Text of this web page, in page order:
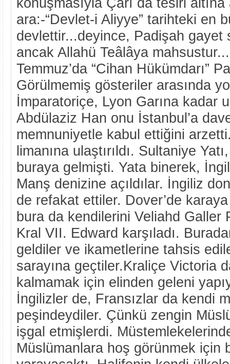
ara:-“Devlet-i Aliyye” tarihteki en
devlettir...deyince, Padişah gayet
ancak Allahü Teâlâya
Temmuz’da “Cihan Hükümdarı”
Görülmemiş gösteriler arasında
İmparatoriçe, Lyon Garına kadar
Abdülaziz Han onu İstanbul’a
memnuniyetle kabul ettiğini
limanına ulaştırıldı. Sultaniye
buraya gelmişti. Yata binerek,
Manş denizine açıldılar. İngiliz
de refakat ettiler. Dover’de
bura da kendilerini Veliahd Galler
Kral VII. Edward karşıladı.
geldiler ve ikametlerine tahsis
sarayına geçtiler.Kraliçe Victoria
kalmamak için elinden geleni
İngilizler de, Fransızlar da kendi
peşindeydiler. Çünkü zengin
işgal etmişlerdi.
Müslümanlara hoş görünmek için